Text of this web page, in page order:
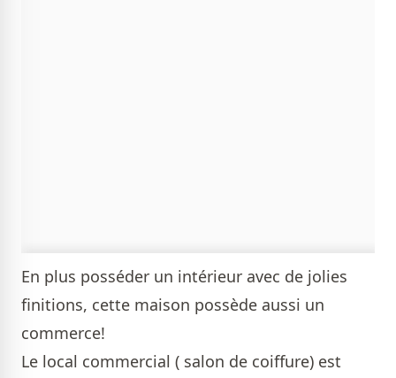
En plus posséder un intérieur avec de jolies
finitions, cette maison possède aussi un
commerce!
Le local commercial ( salon de coiffure) est